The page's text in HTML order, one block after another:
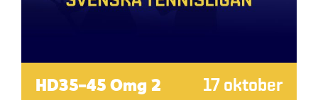
HD35-45 Omg 2 17 oktober